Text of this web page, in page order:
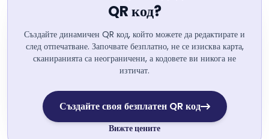
QR код?
Създайте динамичен QR код, който можете да редактирате и
след отпечатване. Започвате безплатно, не се изисква карта,
сканиранията са неограничени, а кодовете ви никога не
изтичат.
Създайте своя безплатен QR код
Вижте цените